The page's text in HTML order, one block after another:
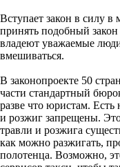
Вступает закон в силу в
принять подобный
владеют уважаемые
вмешиваться.
В законопроекте 50
части стандартный
разве что юристам.
и розжиг запрещены.
травли и розжига
как можно разжигать,
полотенца. Возможно,